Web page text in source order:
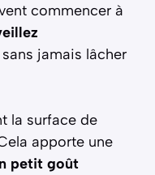
commencer à
sans jamais lâcher
la surface de
apporte une
petit goût